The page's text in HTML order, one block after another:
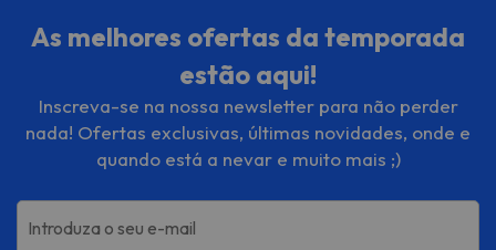
As melhores ofertas da temporada
estão aqui!
Inscreva-se na nossa newsletter para não perder
nada! Ofertas exclusivas, últimas novidades, onde e
quando está a nevar e muito mais ;)
Introduza o seu e-mail